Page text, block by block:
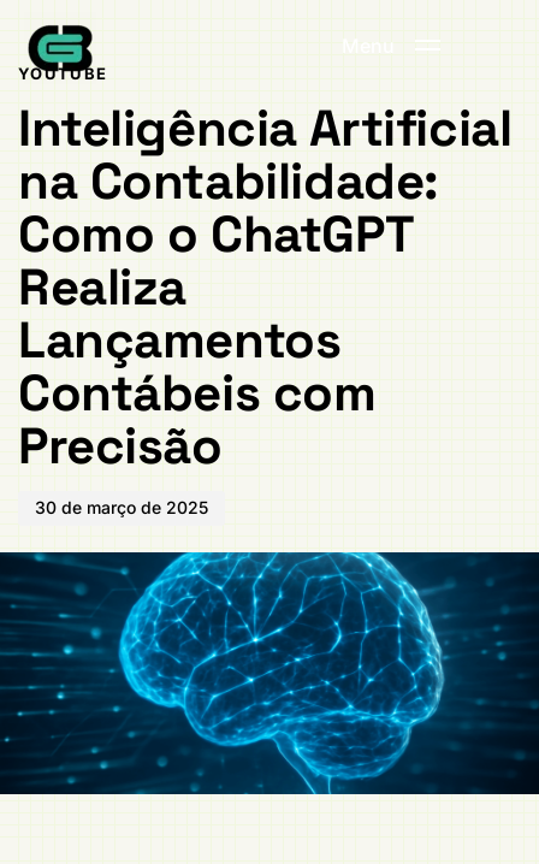
Menu
EM:
YOUTUBE
Inteligência Artificial
na Contabilidade:
Como o ChatGPT
Realiza
Lançamentos
Contábeis com
Precisão
em:
30 de março de 2025